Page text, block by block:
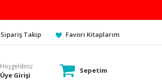
Sipariş Takip Favori Kitaplarım
Hoşgeldiniz
Üye Girişi
Sepetim